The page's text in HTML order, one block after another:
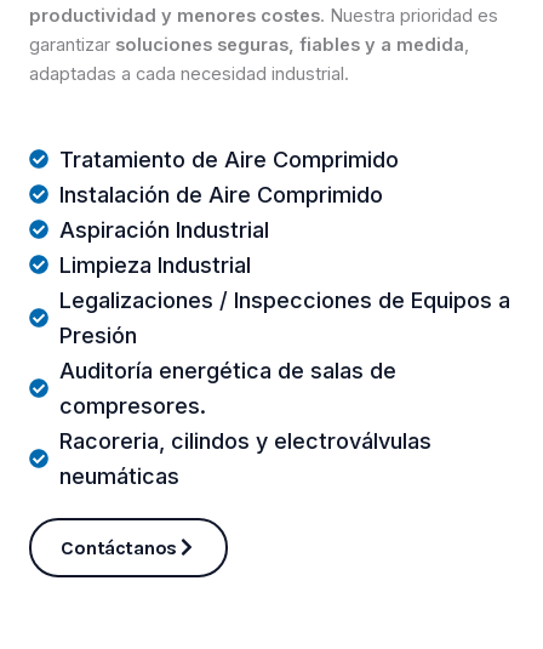
productividad y menores costes. Nuestra prioridad es
garantizar soluciones seguras, fiables y a medida,
adaptadas a cada necesidad industrial.
Tratamiento de Aire Comprimido
Instalación de Aire Comprimido
Aspiración Industrial
Limpieza Industrial
Legalizaciones / Inspecciones de Equipos a
Presión
Auditoría energética de salas de
compresores.
Racoreria, cilindos y electroválvulas
neumáticas
Contáctanos